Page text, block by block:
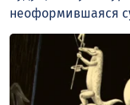
неоформившаяся